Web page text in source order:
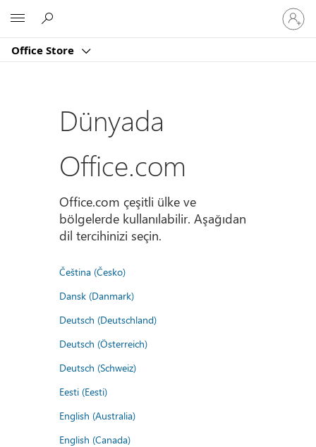
Office Store
oturum
açın
Dünyada
Office.com
Office.com çeşitli ülke ve
bölgelerde kullanılabilir. Aşağıdan
dil tercihinizi seçin.
Čeština (Česko)
Dansk (Danmark)
Deutsch (Deutschland)
Deutsch (Österreich)
Deutsch (Schweiz)
Eesti (Eesti)
English (Australia)
English (Canada)